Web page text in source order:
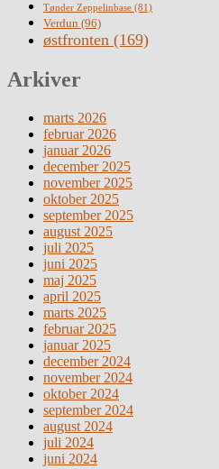
Tønder Zeppelinbase (81)
Verdun (96)
østfronten (169)
Arkiver
marts 2026
februar 2026
januar 2026
december 2025
november 2025
oktober 2025
september 2025
august 2025
juli 2025
juni 2025
maj 2025
april 2025
marts 2025
februar 2025
januar 2025
december 2024
november 2024
oktober 2024
september 2024
august 2024
juli 2024
juni 2024